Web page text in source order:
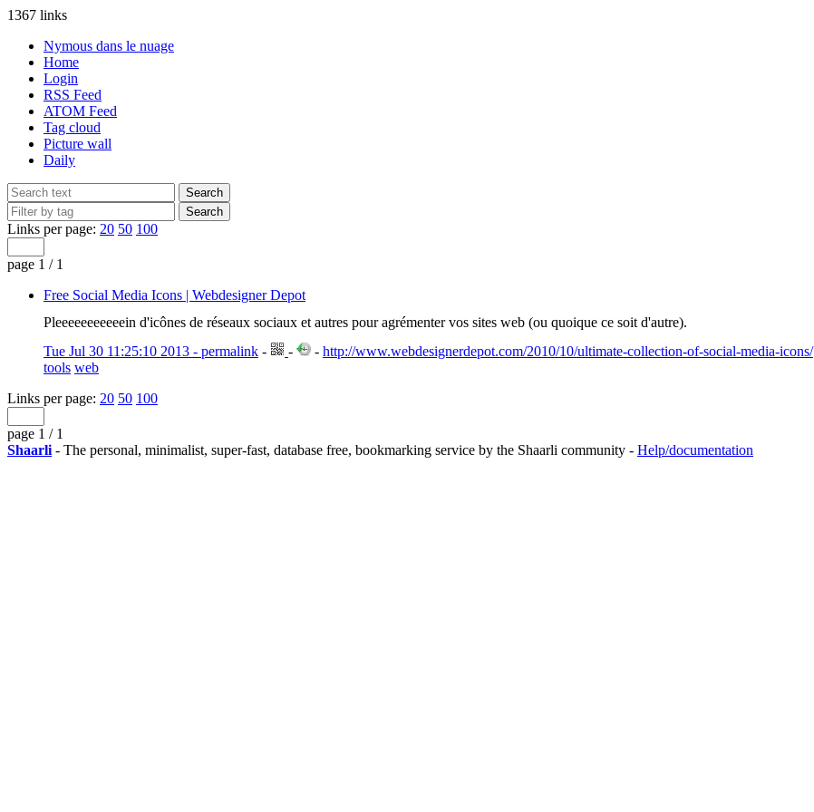
1367 links
Nymous dans le nuage
Home
Login
RSS Feed
ATOM Feed
Tag cloud
Picture wall
Daily
Links per page: 20 50 100
page 1 / 1
Free Social Media Icons | Webdesigner Depot
Pleeeeeeeeeeein d'icônes de réseaux sociaux et autres pour agrémenter vos sites web (ou quoique ce soit d'autre).
Tue Jul 30 11:25:10 2013 - permalink - - - http://www.webdesignerdepot.com/2010/10/ultimate-collection-of-social-media-icons/
tools web
Links per page: 20 50 100
page 1 / 1
Shaarli - The personal, minimalist, super-fast, database free, bookmarking service by the Shaarli community - Help/documentation